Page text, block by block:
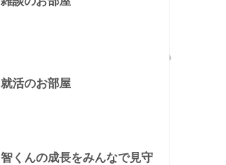
就活のお部屋
智くんの成長をみんなで見守